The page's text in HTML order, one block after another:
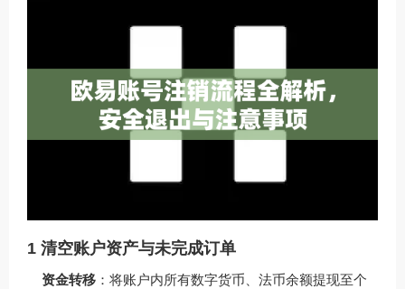
1 清空账户资产与未完成订单
资金转移 ：将账户内所有数字货币、法币余额提现至个